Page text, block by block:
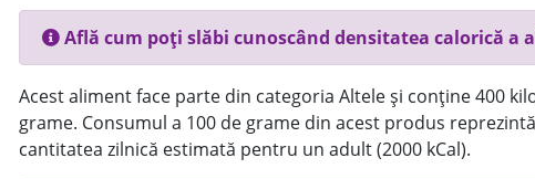
Află cum poți slăbi cunoscând densitatea calorică a
Acest aliment face parte din categoria Altele și conține 400
grame. Consumul a 100 de grame din acest produs
cantitatea zilnică estimată pentru un adult (2000 kCal).